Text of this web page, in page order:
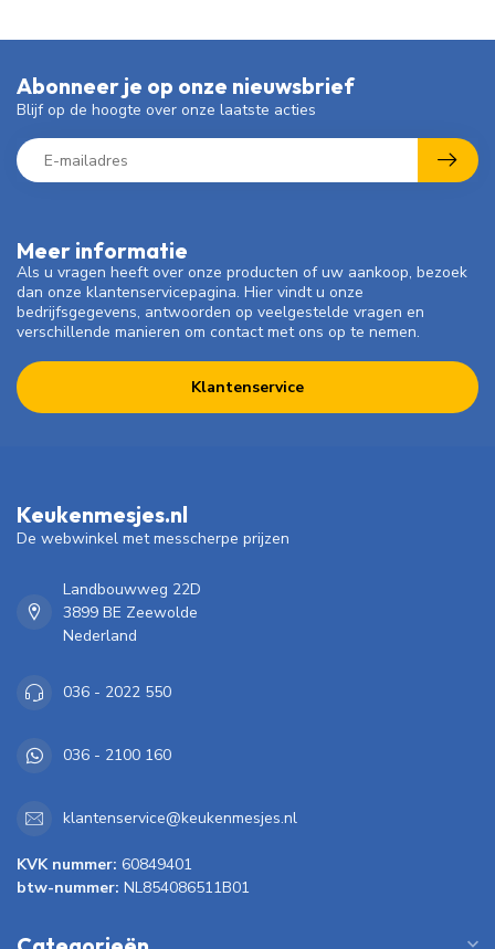
Meer informatie
Als u vragen heeft over onze producten of uw aankoop, bezoek
dan onze klantenservicepagina. Hier vindt u onze
bedrijfsgegevens, antwoorden op veelgestelde vragen en
verschillende manieren om contact met ons op te nemen.
Klantenservice
Abonneer je op onze nieuwsbrief
Blijf op de hoogte over onze laatste acties
Keukenmesjes.nl
De webwinkel met messcherpe prijzen
Landbouwweg 22D
3899 BE Zeewolde
Nederland
036 - 2022 550
036 - 2100 160
klantenservice@keukenmesjes.nl
KVK nummer: 60849401
btw-nummer: NL854086511B01